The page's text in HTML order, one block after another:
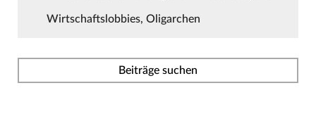
Wirtschaftslobbies, Oligarchen
Beiträge suchen